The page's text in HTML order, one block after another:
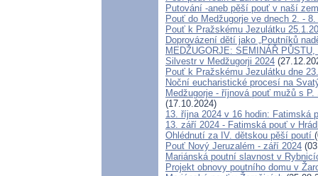
Putování -aneb pěší pouť v naší
Pouť do Medžugorje ve dnech 2. -
Pouť k Pražskému Jezulátku
Doprovázení dětí jako „Poutníků
MEDŽUGORJE: SEMINÁŘ
Silvestr v Medžugorji 2024
Pouť k Pražskému Jezulátku dne
Noční eucharistické procesí na
Medžugorje - říjnová pouť mužů s
(17.10.2024)
13. října 2024 v 16 hodin:
13. září 2024 - Fatimská pouť v
Ohlédnutí za IV. dětskou pěší poutí
Pouť Nový Jeruzalém - září 2024
Mariánská poutní slavnost v
Projekt obnovy poutního domu v